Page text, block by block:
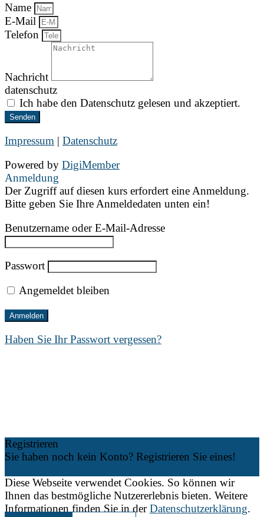
Name
E-Mail
Telefon
Nachricht
datenschutz
Ich habe den Datenschutz gelesen und akzeptiert.
Senden
Impressum | Datenschutz
Powered by DigiMember
Anmeldung
Der Zugriff auf diesen kurs erfordert eine Anmeldung.
Bitte geben Sie Ihre Anmeldedaten unten ein!
Benutzername oder E-Mail-Adresse
Passwort
Angemeldet bleiben
Haben Sie Ihr Passwort vergessen?
Registrieren
Sie haben noch kein Konto? Registrieren Sie eines!
Diese Webseite verwendet Cookies. So können wir
Ihnen das bestmögliche Nutzererlebnis bieten. Weitere
Informationen finden Sie in derDatenschutzerklärung.